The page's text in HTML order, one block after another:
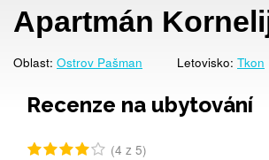
Apartmán
Oblast: Ostrov Pašman Letovisko: Tkon
Recenze na ubytování
(4 z 5)